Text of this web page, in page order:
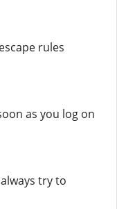
rules
as you log on
try to